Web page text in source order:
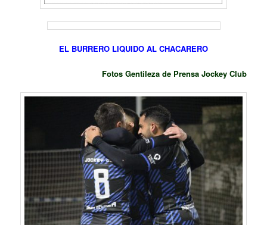
EL BURRERO LIQUIDO AL CHACARERO
Fotos Gentileza de Prensa Jockey Club